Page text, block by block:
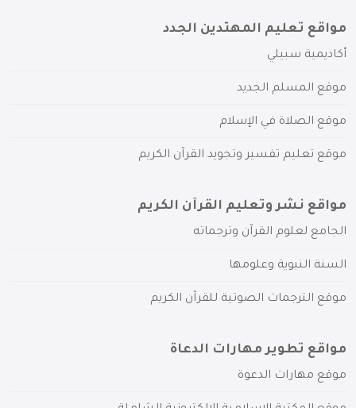
مواقع تعليم المهتدين الجدد
أكاديمية سبيلي
موقع المسلم الجديد
موقع الصلاة في الإسلام
موقع تعليم تفسير وتجويد القرآن الكريم
مواقع نشر وتعليم القرآن الكريم
الجامع لعلوم القرآن وترجماته
السنة النبوية وعلومها
موقع الترجمات الصوتية للقرآن الكريم
مواقع تطوير مهارات الدعاة
موقع مهارات الدعوة